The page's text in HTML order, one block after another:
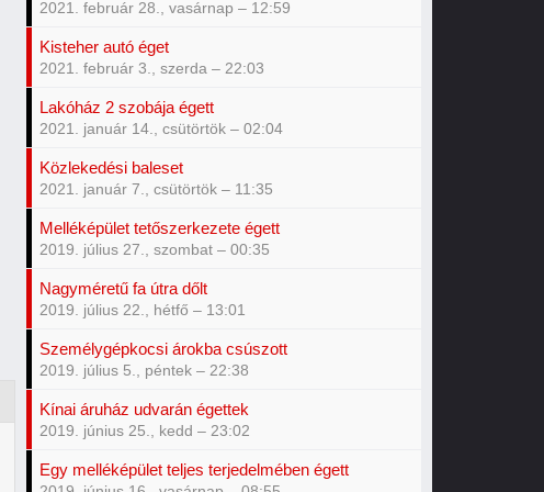
2021. február 28., vasárnap – 12:59
Kisteher autó éget
2021. február 3., szerda – 22:03
Lakóház 2 szobája égett
2021. január 14., csütörtök – 02:04
Közlekedési baleset
2021. január 7., csütörtök – 11:35
Melléképület tetőszerkezete égett
2019. július 27., szombat – 00:35
Nagyméretű fa útra dőlt
2019. július 22., hétfő – 13:01
Személygépkocsi árokba csúszott
2019. július 5., péntek – 22:38
Kínai áruház udvarán égettek
2019. június 25., kedd – 23:02
Egy melléképület teljes terjedelmében égett